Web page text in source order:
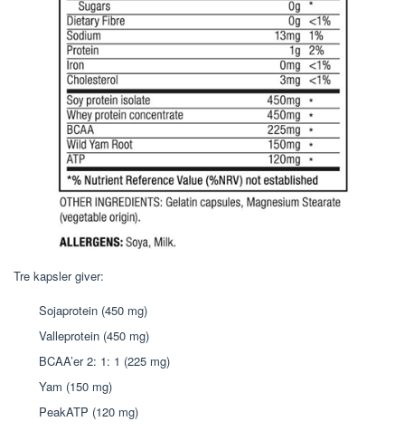
Tre kapsler giver:
Sojaprotein (450 mg)
Valleprotein (450 mg)
BCAA’er 2: 1: 1 (225 mg)
Yam (150 mg)
PeakATP (120 mg)